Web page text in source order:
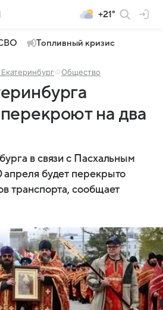
+21°
Топливный кризис
Общество
на два
в связи с Пасхальным
будет перекрыто
транспорта, сообщает